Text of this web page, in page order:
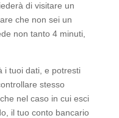
di visitare un
che non sei un
non tanto 4 minuti,
i tuoi dati, e potresti
stesso
nel caso in cui esci
il tuo conto bancario